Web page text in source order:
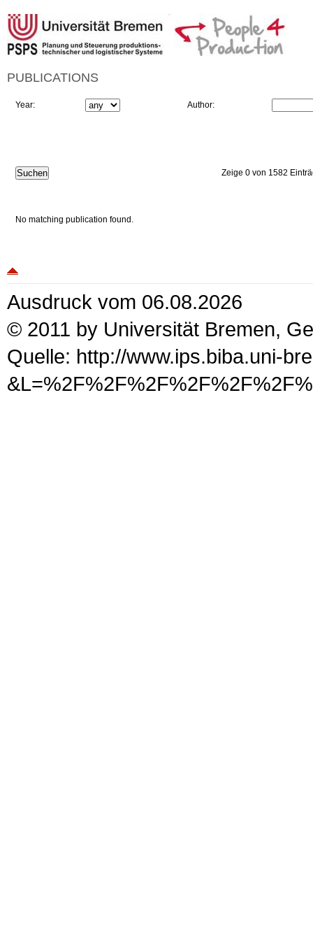
PUBLICATIONS
Year: Author:
Zeige 0 von 1582
No matching publication found.
Ausdruck vom 06.08.2026
© 2011 by Universität Bremen,
Quelle: http://www.ips.biba.uni-